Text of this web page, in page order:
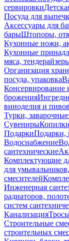
сервировки
Посуда для
Аксессуары для
барыШтопоры,
Кухонные ножи,
Кухонные
мяса,
Организация
посуда, упаковка
Консервирование
брожения
виноделия и
Турки,
СувенирыКопилки
ПодаркиПодарки,
Водоснабжение
сантехнические
Комплектующие
для
смесителей
Инженерная
радиаторов,
систем
Канализация
Строительные
строительных